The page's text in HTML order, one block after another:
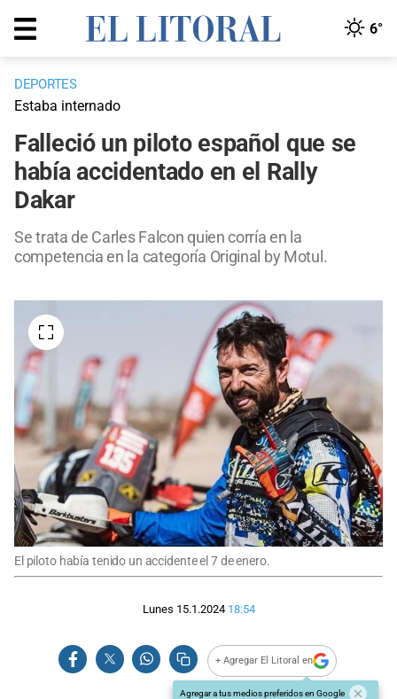
6°
DEPORTES
Estaba internado
Falleció un piloto español que se
había accidentado en el Rally
Dakar
Se trata de Carles Falcon quien corría en la
competencia en la categoría Original by Motul.
El piloto había tenido un accidente el 7 de enero.
Lunes 15.1.2024 18:54
+ Agregar El Litoral en
Agregar a tus medios preferidos en Google